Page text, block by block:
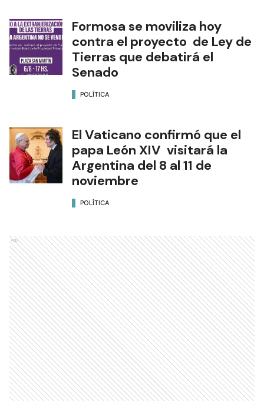
Formosa se moviliza hoy
contra el proyecto de Ley de
Tierras que debatirá el
Senado
POLÍTICA
El Vaticano confirmó que el
papa León XIV visitará la
Argentina del 8 al 11 de
noviembre
POLÍTICA
Ads